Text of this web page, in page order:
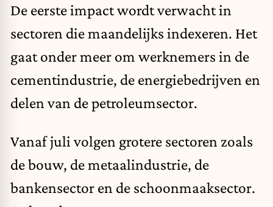
De eerste impact wordt verwacht in
sectoren die maandelijks indexeren. Het
gaat onder meer om werknemers in de
cementindustrie, de energiebedrijven en
delen van de petroleumsector.
Vanaf juli volgen grotere sectoren zoals
de bouw, de metaalindustrie, de
bankensector en de schoonmaaksector.